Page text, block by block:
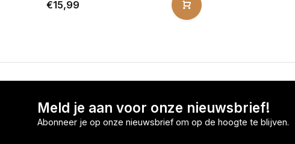
€15,99
Meld je aan voor onze nieuwsbrief!
Abonneer je op onze nieuwsbrief om op de hoogte te blijven.